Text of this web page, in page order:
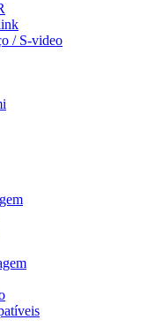
/ S-video